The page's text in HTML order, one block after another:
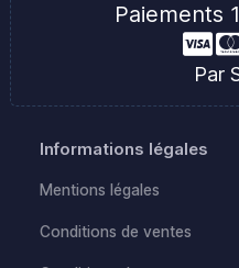
Paiements
Par
Informations légales
Mentions légales
Conditions de ventes